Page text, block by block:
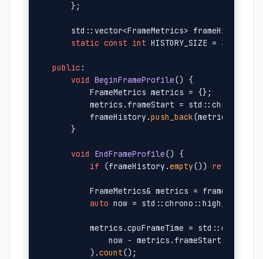
    };
    std::vector<FrameMetrics> frameHistory;
static const int HISTORY_SIZE = 300
public :
void BeginFrameProfile()
{
        FrameMetrics metrics = {};
metrics.frameStart =
        frameHistory.
push_back(metrics);
    }
void EndFrameProfile()
{
if (frameHistory.empty()) return
        FrameMetrics& metrics = frameHistory.
auto now =
        metrics.cpuFrameTime = std::chrono::
            now - metrics.frameStart
        ).
count();